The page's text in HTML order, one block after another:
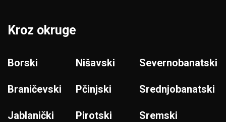
Kroz okruge
Borski
Braničevski
Jablanički
Nišavski
Pčinjski
Pirotski
Severnobanatski
Srednjobanatski
Sremski